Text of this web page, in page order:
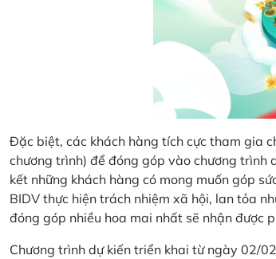
Đặc biệt, các khách hàng tích cực tham gia
chương trình) để đóng góp vào chương trình
kết những khách hàng có mong muốn góp
BIDV thực hiện trách nhiệm xã hội, lan tỏa
đóng góp nhiều hoa mai nhất sẽ nhận được
Chương trình dự kiến triển khai từ ngày 02/